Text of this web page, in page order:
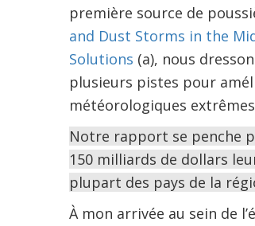
première source de
and Dust Storms in the
Solutions (a), nous
plusieurs pistes pour
météorologiques
Notre rapport se penche
150 milliards de dollars
plupart des pays de la
À mon arrivée au sein de